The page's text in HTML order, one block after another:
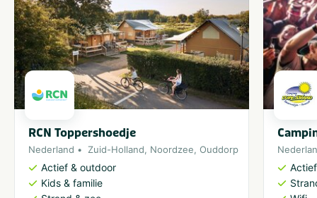
RCN Toppershoedje
Nederland Zuid-Holland, Noordzee, Ouddorp
Actief & outdoor
Kids & familie